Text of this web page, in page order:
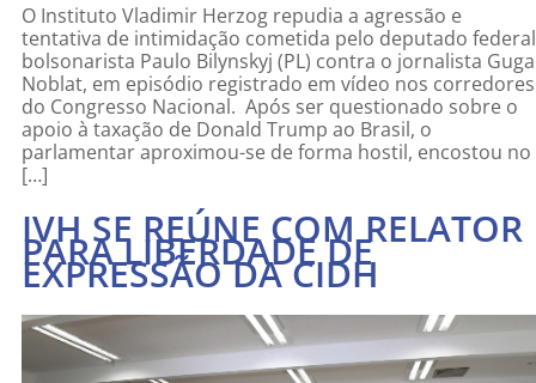
O Instituto Vladimir Herzog repudia a agressão e
tentativa de intimidação cometida pelo deputado federal
bolsonarista Paulo Bilynskyj (PL) contra o jornalista Guga
Noblat, em episódio registrado em vídeo nos corredores
do Congresso Nacional. Após ser questionado sobre o
apoio à taxação de Donald Trump ao Brasil, o
parlamentar aproximou-se de forma hostil, encostou no
[…]
IVH SE REÚNE COM RELATOR
PARA LIBERDADE DE
EXPRESSÃO DA CIDH